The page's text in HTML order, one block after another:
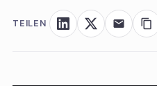
TEILEN